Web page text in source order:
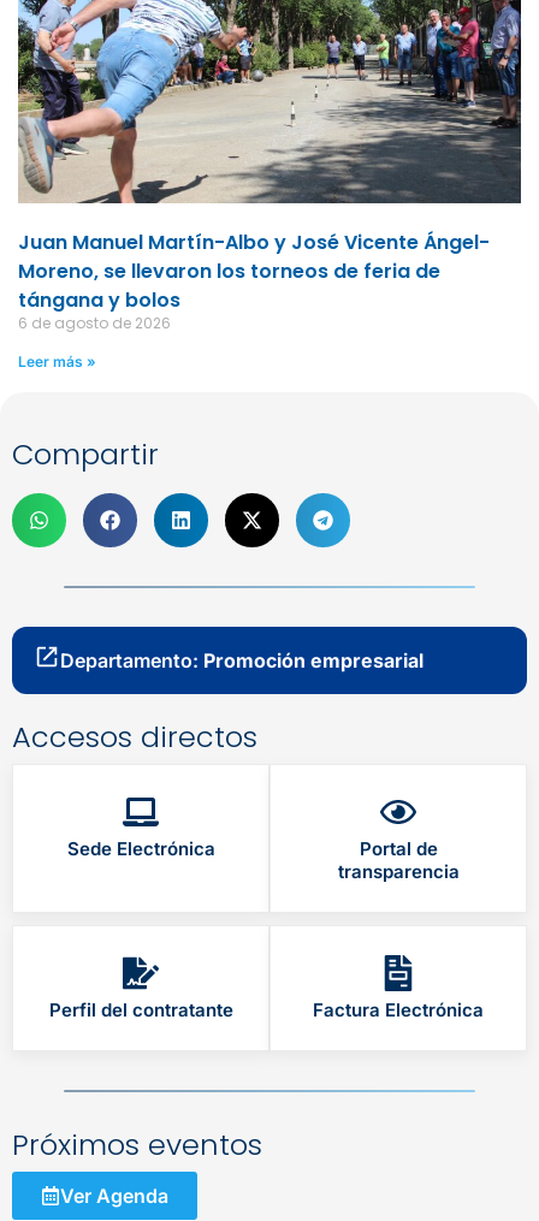
Juan Manuel Martín-Albo y José Vicente Ángel-
Moreno, se llevaron los torneos de feria de
tángana y bolos
6 de agosto de 2026
Leer más »
Compartir
Departamento: Promoción empresarial
Accesos directos
Sede Electrónica
Portal de
transparencia
Perfil del contratante Factura Electrónica
Próximos eventos
Ver Agenda